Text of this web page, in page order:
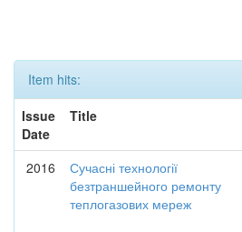
Item hits:
Issue
Date
Title
2016
Сучасні технології
безтраншейного ремонту
теплогазових мереж